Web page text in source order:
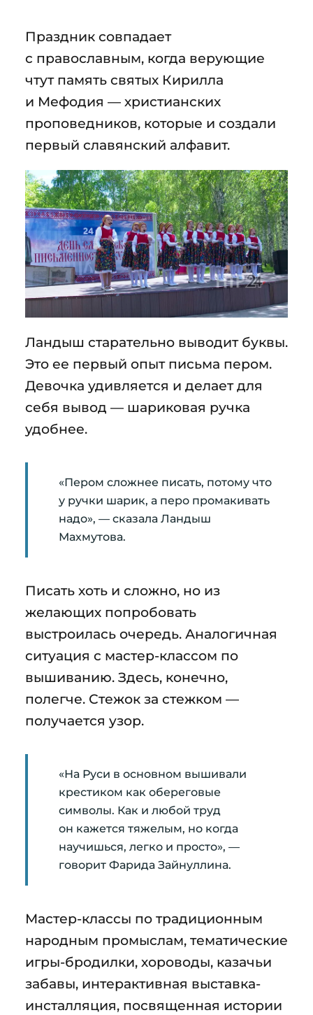
Праздник совпадает
с православным, когда верующие
чтут память святых Кирилла
и Мефодия — христианских
проповедников, которые и создали
первый славянский алфавит.
Ландыш старательно выводит буквы.
Это ее первый опыт письма пером.
Девочка удивляется и делает для
себя вывод — шариковая ручка
удобнее.
«Пером сложнее писать, потому что
у ручки шарик, а перо промакивать
надо», — сказала Ландыш
Махмутова.
Писать хоть и сложно, но из
желающих попробовать
выстроилась очередь. Аналогичная
ситуация с мастер-классом по
вышиванию. Здесь, конечно,
полегче. Стежок за стежком —
получается узор.
«На Руси в основном вышивали
крестиком как обереговые
символы. Как и любой труд
он кажется тяжелым, но когда
научишься, легко и просто», —
говорит Фарида Зайнуллина.
Мастер-классы по традиционным
народным промыслам, тематические
игры-бродилки, хороводы, казачьи
забавы, интерактивная выставка-
инсталляция, посвященная истории